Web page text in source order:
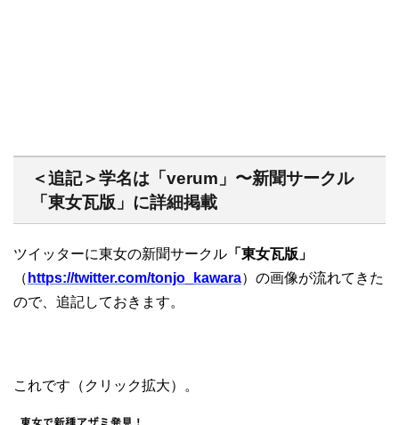
＜追記＞学名は「verum」〜新聞サークル
「東女瓦版」に詳細掲載
ツイッターに東女の新聞サークル 「東女瓦版」
（ https://twitter.com/tonjo_kawara）の画像が流れてきた
ので、追記しておきます。
これです（クリック拡大）。